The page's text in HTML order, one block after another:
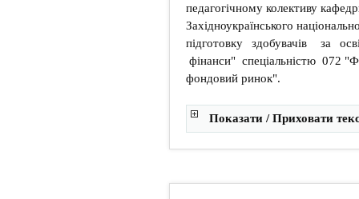
педагогічному колективу
Західноукраїнського
підготовку здобувачів за
фінанси" спеціальністю 072
фондовий ринок".
Показати / Приховати